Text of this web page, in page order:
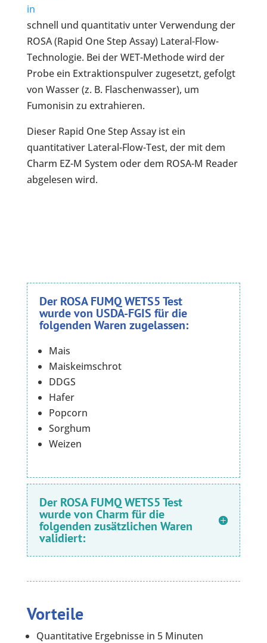
in
schnell und quantitativ unter Verwendung der
ROSA (Rapid One Step Assay) Lateral-Flow-
Technologie. Bei der WET-Methode wird der
Probe ein Extraktionspulver zugesetzt, gefolgt
von Wasser (z. B. Flaschenwasser), um
Fumonisin zu extrahieren.
Dieser Rapid One Step Assay ist ein
quantitativer Lateral-Flow-Test, der mit dem
Charm EZ-M System oder dem ROSA-M Reader
abgelesen wird.
Der ROSA FUMQ WETS5 Test
wurde von USDA-FGIS für die
folgenden Waren zugelassen:
Mais
Maiskeimschrot
DDGS
Hafer
Popcorn
Sorghum
Weizen
Der ROSA FUMQ WETS5 Test
wurde von Charm für die
folgenden zusätzlichen Waren
validiert:
Vorteile
Quantitative Ergebnisse in 5 Minuten